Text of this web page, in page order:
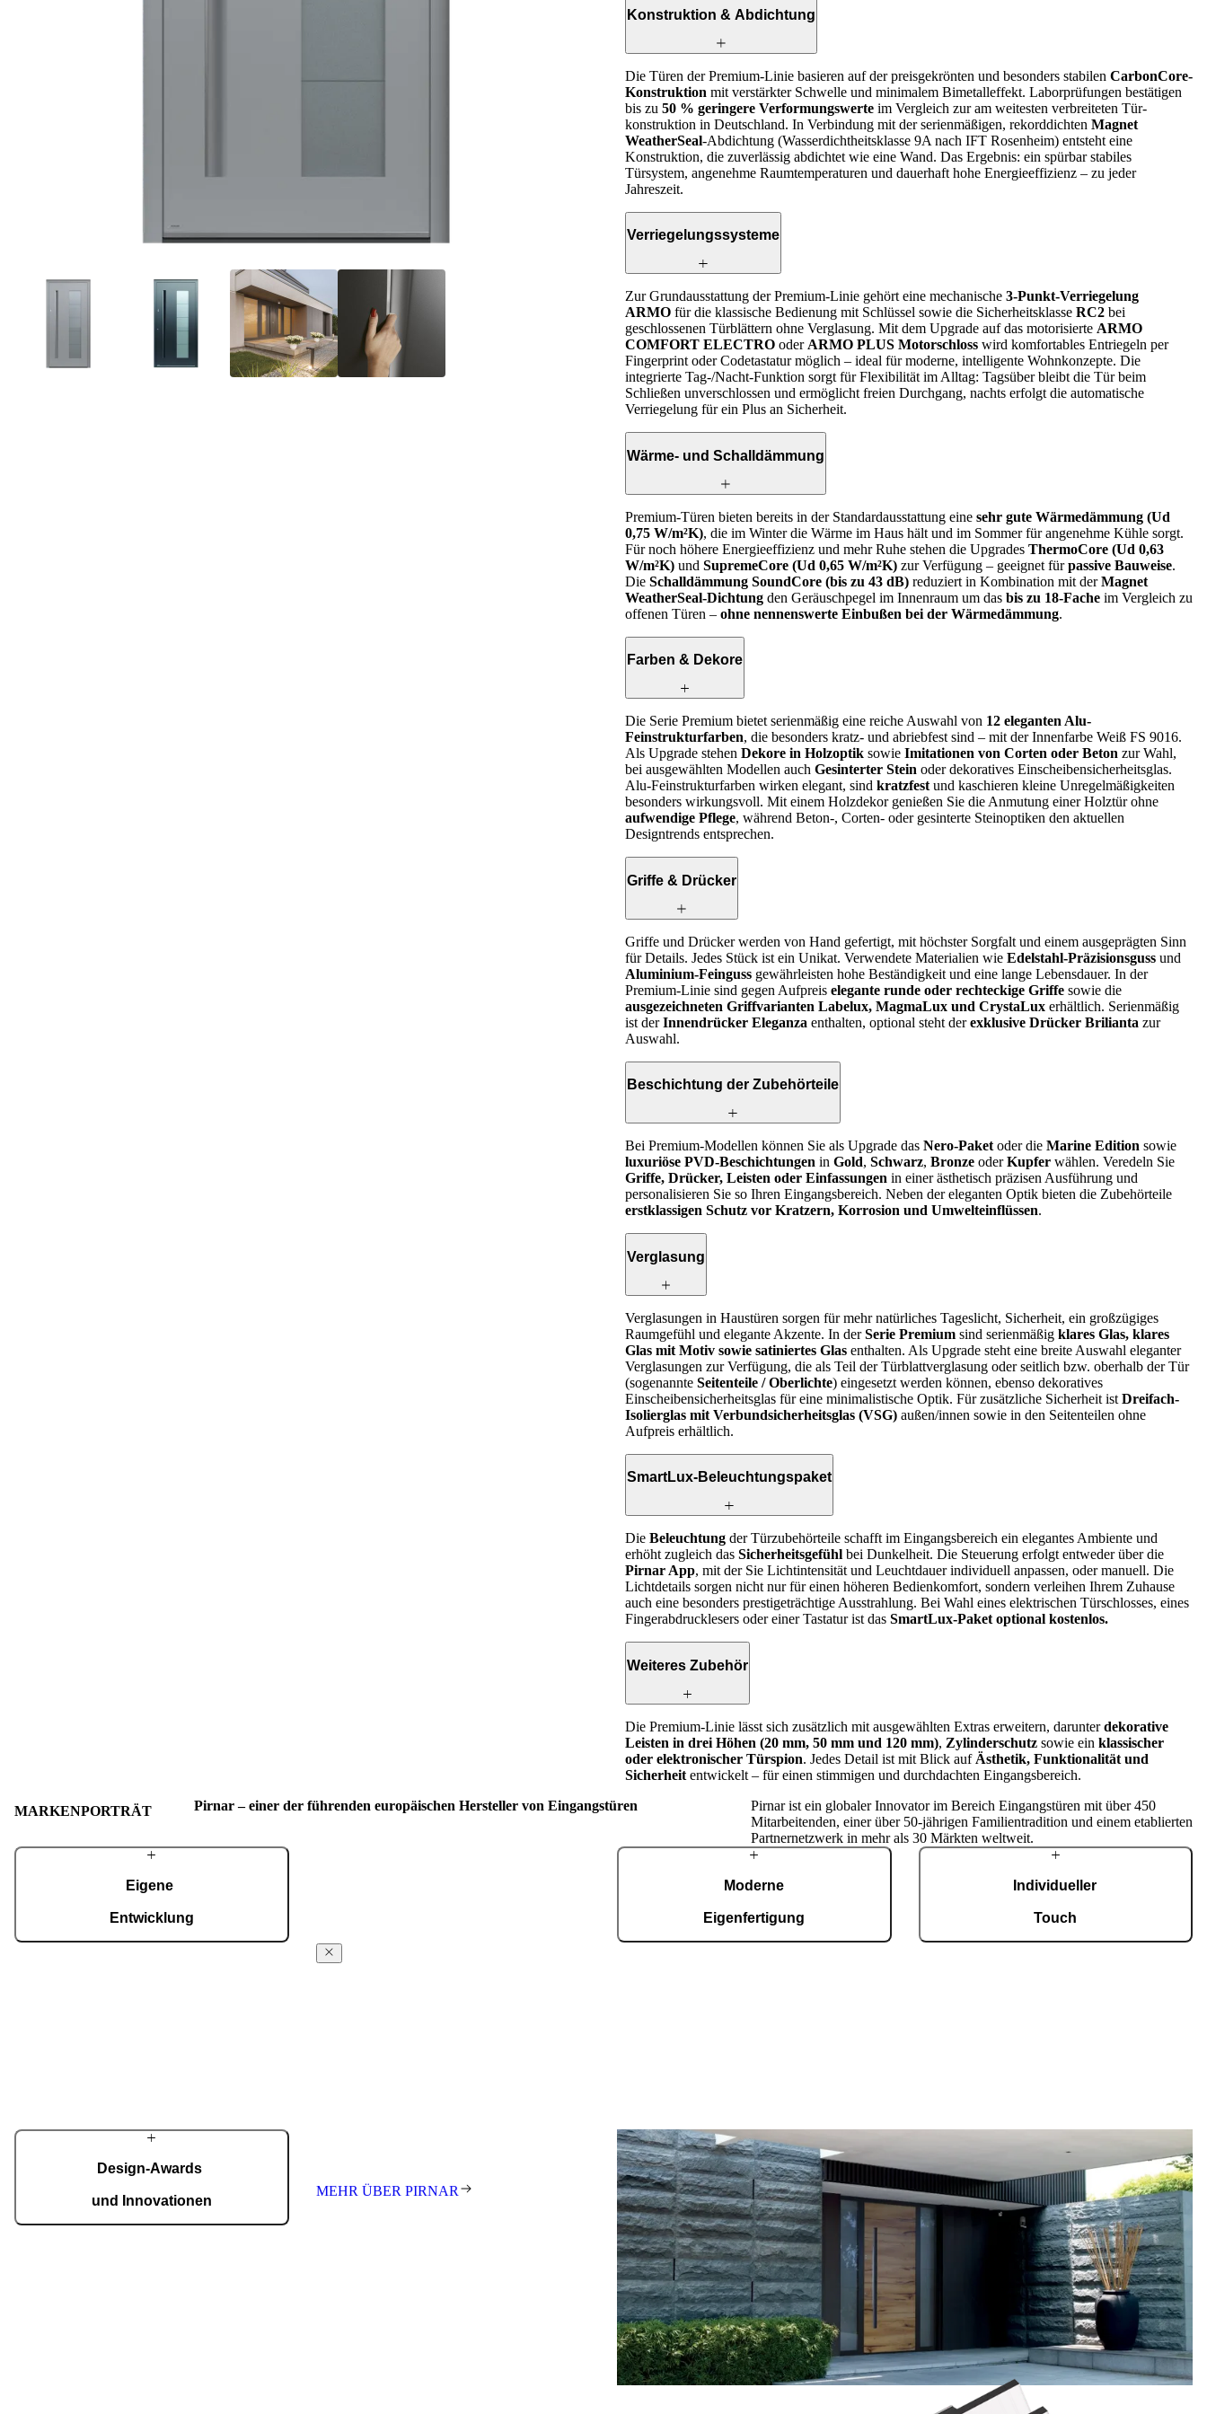
Konstruktion & Abdichtung
Die Türen der Premium-Linie basieren auf der preisgekrönten und besonders stabilen CarbonCore-
Konstruktion mit verstärkter Schwelle und minimalem Bimetalleffekt. Laborprüfungen bestätigen
bis zu 50 % geringere Verformungswerte im Vergleich zur am weitesten verbreiteten Tür­
konstruktion in Deutschland. In Verbindung mit der serienmäßigen, rekorddichten Magnet
WeatherSeal-Abdichtung (Wasserdichtheitsklasse 9A nach IFT Rosenheim) entsteht eine
Konstruktion, die zuverlässig abdichtet wie eine Wand. Das Ergebnis: ein spürbar stabiles
Türsystem, angenehme Raumtemperaturen und dauerhaft hohe Energieeffizienz – zu jeder
Jahreszeit.
Verriegelungssysteme
Zur Grundausstattung der Premium-Linie gehört eine mechanische 3-Punkt-Verriegelung
ARMO für die klassische Bedienung mit Schlüssel sowie die Sicherheitsklasse RC2 bei
geschlossenen Türblättern ohne Verglasung. Mit dem Upgrade auf das motorisierte ARMO
COMFORT ELECTRO oder ARMO PLUS Motorschloss wird komfortables Entriegeln per
Fingerprint oder Codetastatur möglich – ideal für moderne, intelligente Wohnkonzepte. Die
integrierte Tag-/Nacht-Funktion sorgt für Flexibilität im Alltag: Tagsüber bleibt die Tür beim
Schließen unverschlossen und ermöglicht freien Durchgang, nachts erfolgt die automatische
Verriegelung für ein Plus an Sicherheit.
Wärme- und Schalldämmung
Premium-Türen bieten bereits in der Standardausstattung eine sehr gute Wärmedämmung (Ud
0,75 W/m²K), die im Winter die Wärme im Haus hält und im Sommer für angenehme Kühle sorgt.
Für noch höhere Energieeffizienz und mehr Ruhe stehen die Upgrades ThermoCore (Ud 0,63
W/m²K) und SupremeCore (Ud 0,65 W/m²K) zur Verfügung – geeignet fürpassive Bauweise.
Die Schalldämmung SoundCore (bis zu 43 dB) reduziert in Kombination mit derMagnet
WeatherSeal-Dichtung den Geräuschpegel im Innenraum um das bis zu 18-Fache im Vergleich zu
offenen Türen – ohne nennenswerte Einbußen bei der Wärmedämmung.
Farben & Dekore
Die Serie Premium bietet serienmäßig eine reiche Auswahl von 12 eleganten Alu-
Feinstrukturfarben, die besonders kratz- und abriebfest sind – mit der Innenfarbe Weiß FS 9016.
Als Upgrade stehen Dekore in Holzoptik sowie Imitationen von Corten oder Beton zur Wahl,
bei ausgewählten Modellen auch Gesinterter Stein oder dekoratives Einscheibensicherheitsglas.
Alu-Feinstrukturfarben wirken elegant, sind kratzfest und kaschieren kleine Unregelmäßigkeiten
besonders wirkungsvoll. Mit einem Holzdekor genießen Sie die Anmutung einer Holztür ohne
aufwendige Pflege, während Beton‑, Corten‑ oder gesinterte Steinoptiken den aktuellen
Designtrends entsprechen.
Griffe & Drücker
Griffe und Drücker werden von Hand gefertigt, mit höchster Sorgfalt und einem ausgeprägten Sinn
für Details. Jedes Stück ist ein Unikat. Verwendete Materialien wie Edelstahl-Präzisionsguss und
Aluminium-Feinguss gewährleisten hohe Beständigkeit und eine lange Lebensdauer. In der
Premium-Linie sind gegen Aufpreis elegante runde oder rechteckige Griffe sowie die
ausgezeichneten Griffvarianten Labelux, MagmaLux und CrystaLux erhältlich. Serienmäßig
ist derInnendrücker Eleganza enthalten, optional steht derexklusive Drücker Brilianta zur
Auswahl.
Beschichtung der Zubehörteile
Bei Premium-Modellen können Sie als Upgrade das Nero-Paket oder die Marine Edition sowie
luxuriöse PVD-Beschichtungen in Gold, Schwarz, Bronze oderKupfer wählen. Veredeln Sie
Griffe, Drücker, Leisten oder Einfassungen in einer ästhetisch präzisen Ausführung und
personalisieren Sie so Ihren Eingangsbereich. Neben der eleganten Optik bieten die Zubehörteile
erstklassigen Schutz vor Kratzern, Korrosion und Umwelteinflüssen.
Verglasung
Verglasungen in Haustüren sorgen für mehr natürliches Tageslicht, Sicherheit, ein großzügiges
Raumgefühl und elegante Akzente. In derSerie Premium sind serienmäßig klares Glas, klares
Glas mit Motiv sowie satiniertes Glas enthalten. Als Upgrade steht eine breite Auswahl eleganter
Verglasungen zur Verfügung, die als Teil der Türblattverglasung oder seitlich bzw. oberhalb der Tür
(sogenannte Seitenteile / Oberlichte) eingesetzt werden können, ebenso dekoratives
Einscheibensicherheitsglas für eine minimalistische Optik. Für zusätzliche Sicherheit ist Dreifach-
Isolierglas mit Verbundsicherheitsglas (VSG) außen/innen sowie in den Seitenteilen ohne
Aufpreis erhältlich.
SmartLux-Beleuchtungspaket
Die Beleuchtung der Türzubehörteile schafft im Eingangsbereich ein elegantes Ambiente und
erhöht zugleich das Sicherheitsgefühl bei Dunkelheit. Die Steuerung erfolgt entweder über die
Pirnar App, mit der Sie Lichtintensität und Leuchtdauer individuell anpassen, oder manuell. Die
Lichtdetails sorgen nicht nur für einen höheren Bedienkomfort, sondern verleihen Ihrem Zuhause
auch eine besonders prestigeträchtige Ausstrahlung. Bei Wahl eines elektrischen Türschlosses, eines
Fingerabdrucklesers oder einer Tastatur ist das SmartLux‑Paket optional kostenlos.
Weiteres Zubehör
Die Premium-Linie lässt sich zusätzlich mit ausgewählten Extras erweitern, darunterdekorative
Leisten in drei Höhen (20 mm, 50 mm und 120 mm), Zylinderschutz sowie ein klassischer
oder elektronischer Türspion. Jedes Detail ist mit Blick auf Ästhetik, Funktionalität und
Sicherheit entwickelt – für einen stimmigen und durchdachten Eingangsbereich.
MARKENPORTRÄT Pirnar – einer der führenden europäischen Hersteller von Eingangstüren
Pirnar ist ein globaler Innovator im Bereich Eingangstüren mit über 450
Mitarbeitenden, einer über 50-jährigen Familientradition und einem etablierten
Partnernetzwerk in mehr als 30 Märkten weltweit.
Eigene
Entwicklung
Design-Awards
und Innovationen
MEHR ÜBER PIRNAR
Moderne
Eigenfertigung
Individueller
Touch